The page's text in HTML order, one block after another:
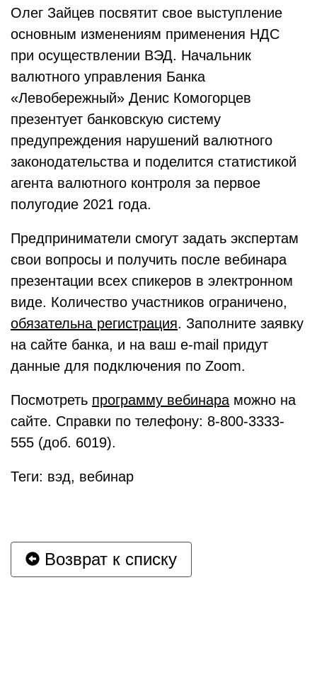
Олег Зайцев посвятит свое выступление
основным изменениям применения НДС
при осуществлении ВЭД. Начальник
валютного управления Банка
«Левобережный» Денис Комогорцев
презентует банковскую систему
предупреждения нарушений валютного
законодательства и поделится статистикой
агента валютного контроля за первое
полугодие 2021 года.
Предприниматели смогут задать экспертам
свои вопросы и получить после вебинара
презентации всех спикеров в электронном
виде. Количество участников ограничено,
обязательна регистрация. Заполните заявку
на сайте банка, и на ваш e-mail придут
данные для подключения по Zoom.
Посмотреть программу вебинара можно на
сайте. Справки по телефону: 8-800-3333-
555 (доб. 6019).
Теги: вэд, вебинар
Возврат к списку